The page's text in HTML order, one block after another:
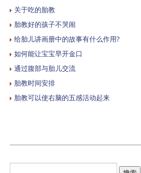
关于吃的胎教
胎教好的孩子不哭闹
给胎儿讲画册中的故事有什么作用?
如何能让宝宝早开金口
通过腹部与胎儿交流
胎教时间安排
胎教可以使右脑的五感活动起来